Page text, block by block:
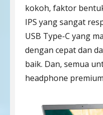
kokoh, faktor
IPS yang sangat
USB Type-C yang
dengan cepat dan
baik. Dan, semua
headphone